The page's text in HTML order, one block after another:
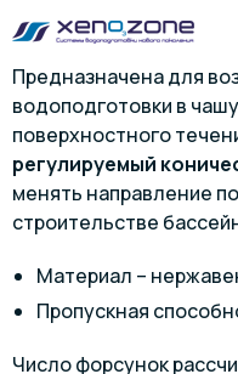
Предназначена для
водоподготовки в
поверхностного
регулируемый
менять направление
строительстве
Материал –
Пропускная
Число форсунок